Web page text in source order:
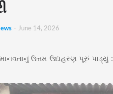
- June 14, 2026
ઉત્તમ ઉદાહરણ પૂરું પાડ્યું